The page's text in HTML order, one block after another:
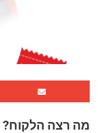
מה רצה הלקוח?